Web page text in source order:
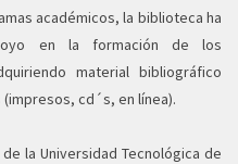
académicos, la biblioteca ha
en la formación de los
material bibliográfico
cd´s, en línea).
la Universidad Tecnológica de